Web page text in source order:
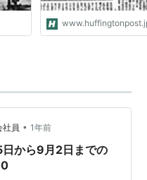
社員 • 1年前
から9月2日までの